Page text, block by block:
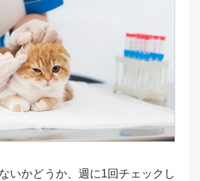
いかどうか、週に1回チェックし